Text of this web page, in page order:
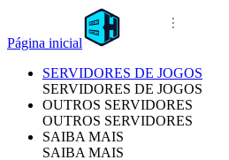
Página inicial
SERVIDORES DE JOGOS
SERVIDORES DE JOGOS
OUTROS SERVIDORES
OUTROS SERVIDORES
SAIBA MAIS
SAIBA MAIS